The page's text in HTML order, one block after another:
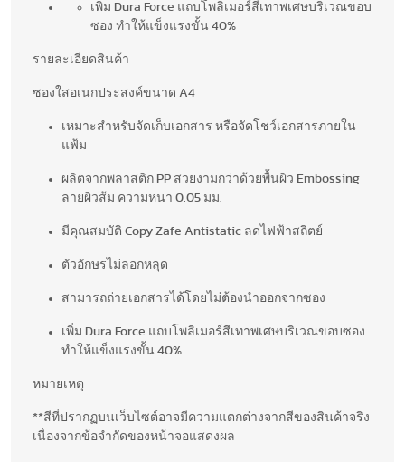
เพิ่ม Dura Force แถบโพลิเมอร์สีเทาพเศษบริเวณขอบ
ซอง ทำให้แข็งแรงขั้น 40%
รายละเอียดสินค้า
ซองใสอเนกประสงค์ขนาด A4
เหมาะสำหรับจัดเก็บเอกสาร หรือจัดโชว์เอกสารภายใน
แฟ้ม
ผลิตจากพลาสติก PP สวยงามกว่าด้วยพื้นผิว Embossing
ลายผิวส้ม ความหนา 0.05 มม.
มีคุณสมบัติ Copy Zafe Antistatic ลดไฟฟ้าสถิตย์
ตัวอักษรไม่ลอกหลุด
สามารถถ่ายเอกสารได้โดยไม่ต้องนำออกจากซอง
เพิ่ม Dura Force แถบโพลิเมอร์สีเทาพเศษบริเวณขอบซอง
ทำให้แข็งแรงขั้น 40%
หมายเหตุ
**สีที่ปรากฏบนเว็บไซต์อาจมีความแตกต่างจากสีของสินค้าจริง
เนื่องจากข้อจำกัดของหน้าจอแสดงผล